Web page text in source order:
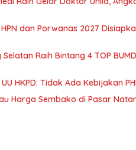
HPN dan Porwanas 2027
Raih Bintang 4 TOP
HKPD: Tidak Ada Kebijakan
Harga Sembako di Pasar Natar